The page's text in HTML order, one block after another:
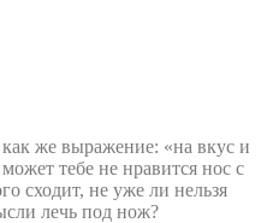
же выражение: «на вкус и
тебе не нравится нос с
сходит, не уже ли нельзя
лечь под нож?